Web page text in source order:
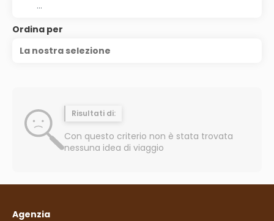
Ordina per
La nostra selezione
Risultati di:
Con questo criterio non è stata trovata
nessuna idea di viaggio
Agenzia